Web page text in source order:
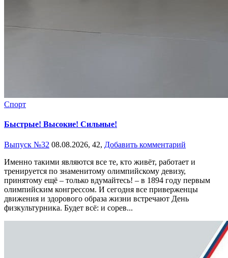
Спорт
Быстрые! Высокие! Сильные!
Выпуск №32 08.08.2026, 42, Добавить комментарий
Именно такими являются все те, кто живёт, работает и
тренируется по знаменитому олимпийскому девизу,
принятому ещё – только вдумайтесь! – в 1894 году первым
олимпийским конгрессом. И сегодня все приверженцы
движения и здорового образа жизни встречают День
физкультурника. Будет всё: и сорев...